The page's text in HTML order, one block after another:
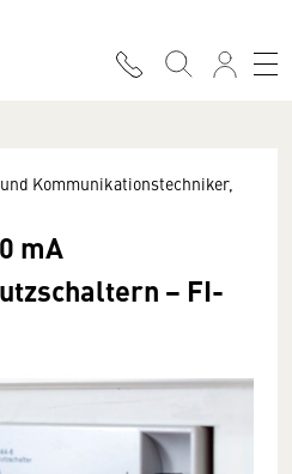
Kommunikationstechniker,
mA
− FI-